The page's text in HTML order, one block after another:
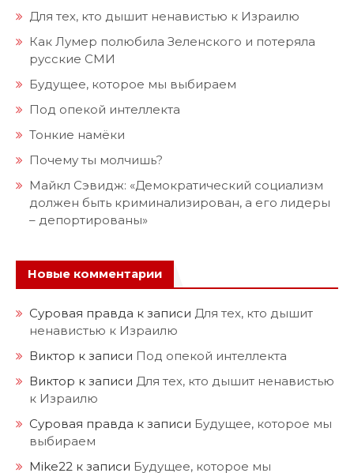
Для тех, кто дышит ненавистью к Израилю
Как Лумер полюбила Зеленского и потеряла
русские СМИ
Будущее, которое мы выбираем
Под опекой интеллекта
Тонкие намёки
Почему ты молчишь?
Майкл Сэвидж: «Демократический социализм
должен быть криминализирован, а его лидеры
– депортированы»
Новые комментарии
Суровая правда к записи Для тех, кто дышит
ненавистью к Израилю
Виктор к записи Под опекой интеллекта
Виктор к записи Для тех, кто дышит ненавистью
к Израилю
Суровая правда к записи Будущее, которое мы
выбираем
Mike22 к записи Будущее, которое мы